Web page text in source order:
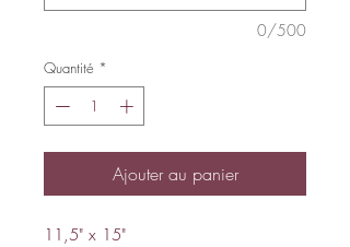
0/500
Quantité *
Ajouter au panier
11,5" x 15"